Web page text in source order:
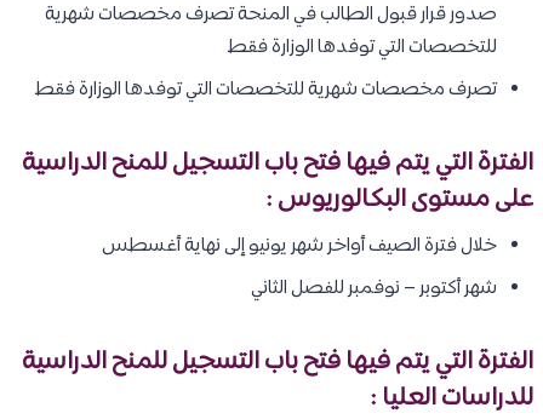
صدور قرار قبول الطالب في المنحة تصرف مخصصات شهرية
للتخصصات التي توفدها الوزارة فقط
تصرف مخصصات شهرية للتخصصات التي توفدها الوزارة فقط
الفترة التي يتم فيها فتح باب التسجيل للمنح الدراسية
على مستوى البكالوريوس :
خلال فترة الصيف أواخر شهر يونيو إلى نهاية أغسطس
شهر أكتوبر – نوفمبر للفصل الثاني
الفترة التي يتم فيها فتح باب التسجيل للمنح الدراسية
للدراسات العليا :